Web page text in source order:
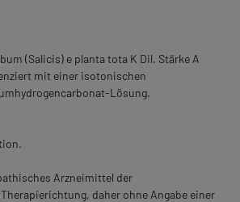
(Salicis) e planta tota K Dil. Stärke A
mit einer isotonischen
Lösung.
Arzneimittel der
daher ohne Angabe einer